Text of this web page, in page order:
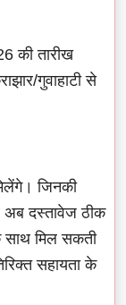
की तारीख
गुवाहाटी से
जिनकी
अब दस्तावेज ठीक
साथ मिल सकती
सहायता के